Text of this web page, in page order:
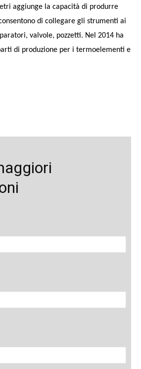
aggiunge la capacità di produrre
di collegare gli strumenti ai
valvole, pozzetti. Nel 2014 ha
di produzione per i termoelementi e